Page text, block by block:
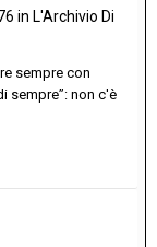
in L'Archivio Di
sempre con
sempre”: non c'è